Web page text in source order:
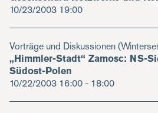
10/23/2003 19:00
Vorträge und Diskussionen
„Himmler-Stadt“ Zamosc: NS-
Südost-Polen
10/22/2003 16:00 - 18:00